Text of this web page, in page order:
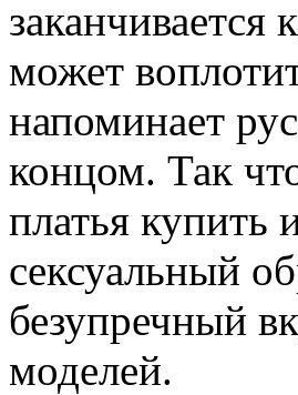
может
напоминает
концом. Так
платья купить
сексуальный
безупречный
моделей.